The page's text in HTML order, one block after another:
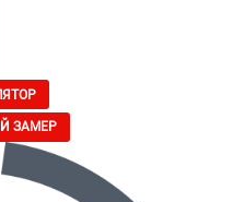
ЗАМЕР